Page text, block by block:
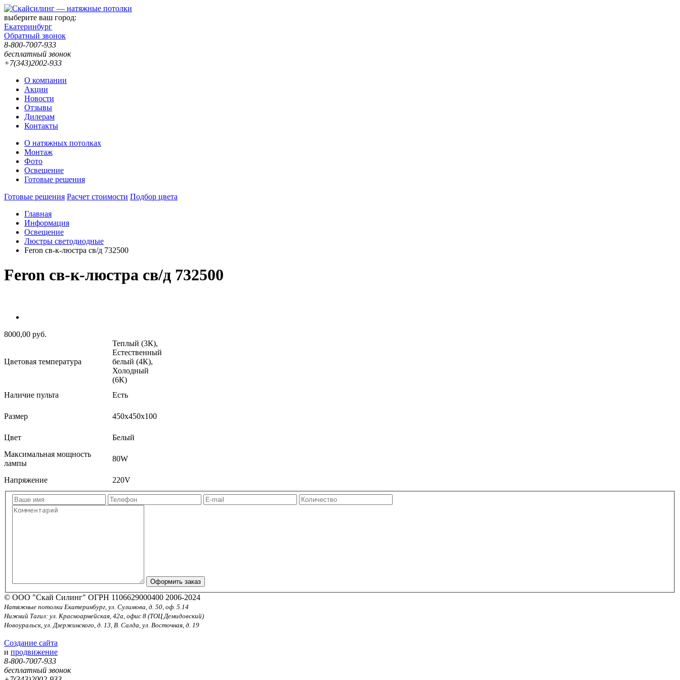
выберите ваш город:
Екатеринбург
Обратный звонок
8-800-7007-933
бесплатный звонок
+7(343)2002-933
О компании
Акции
Новости
Отзывы
Дилерам
Контакты
О натяжных потолках
Монтаж
Фото
Освещение
Готовые решения
Готовые решения Расчет стоимости Подбор цвета
Главная
Информация
Освещение
Люстры светодиодные
Feron св-к-люстра св/д 732500
Feron св-к-люстра св/д 732500
8000,00 руб.
Цветовая температура
Теплый (3К),
Естественный
белый (4К),
Холодный
(6К)
Наличие пульта
Есть
Размер 450x450x100
Цвет
Белый
Максимальная мощность
лампы
80W
Напряжение 220V
© ООО "Скай Силинг" ОГРН 1106629000400 2006-2024
Натяжные потолки Екатеринбург, ул. Сулимова, д. 50, оф. 5.14
Нижний Тагил: ул. Красноармейская, 42а, офис 8 (ТОЦ Демидовский)
Новоуральск, ул. Дзержинского, д. 13, В. Салда, ул. Восточная, д. 19
Создание сайта
и продвижение
8-800-7007-933
бесплатный звонок